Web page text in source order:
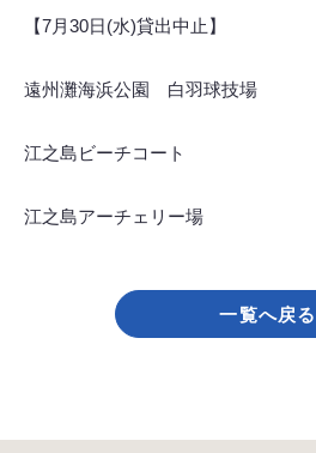
【7月30日(水)貸出中止】
遠州灘海浜公園 白羽球技場
江之島ビーチコート
江之島アーチェリー場
一覧へ戻る